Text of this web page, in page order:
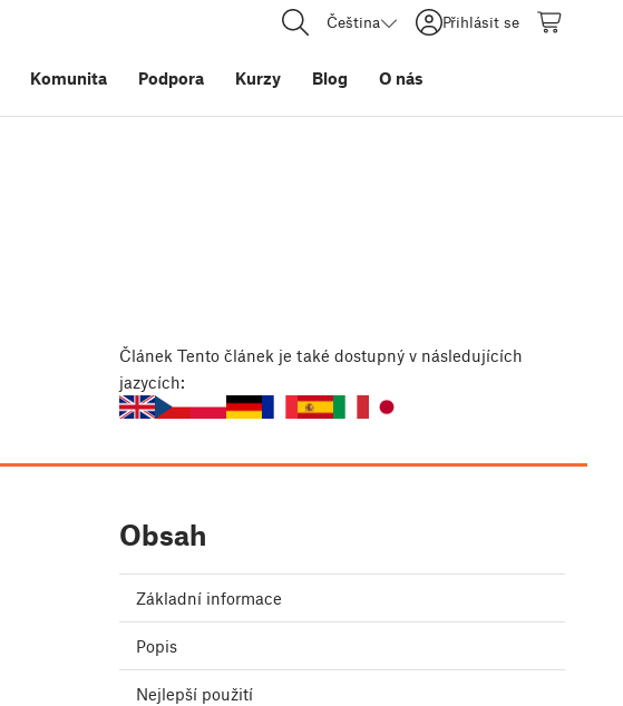
Čeština Přihlásit se
Komunita Podpora Kurzy Blog O nás
Článek Tento článek je také dostupný v následujících
jazycích:
Obsah
Základní informace
Popis
Nejlepší použití